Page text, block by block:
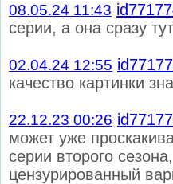
08.05.24 11:43
серии, а она сразу тут
02.04.24 12:55
качество картинки
22.12.23 00:26
может уже
серии второго
цензурированный